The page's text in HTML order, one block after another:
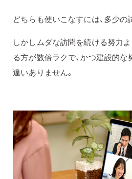
どちらも使いこなすには、多少の
しかしムダな訪問を続ける努力
る方が数倍ラクで、かつ建設的
違いありません。